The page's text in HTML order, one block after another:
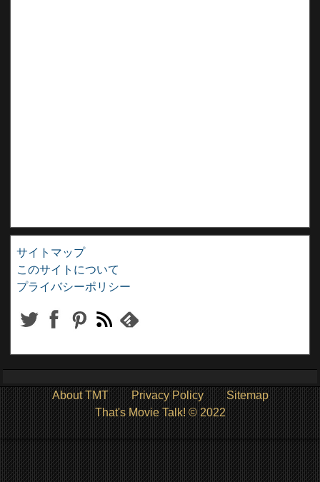
サイトマップ
このサイトについて
プライバシーポリシー
About TMT Privacy Policy
Sitemap
That's Movie Talk! © 2022